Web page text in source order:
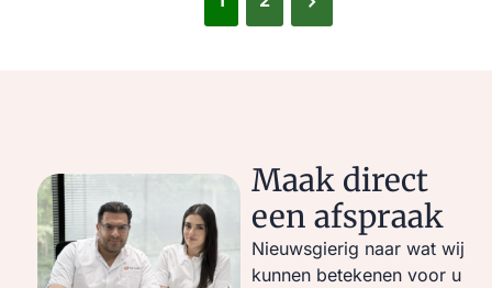
Maak direct
een afspraak
Nieuwsgierig naar wat wij
kunnen betekenen voor u